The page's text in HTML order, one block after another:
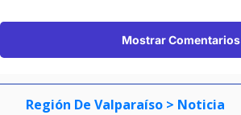
Mostrar Comentarios
Región De Valparaíso > Noticia